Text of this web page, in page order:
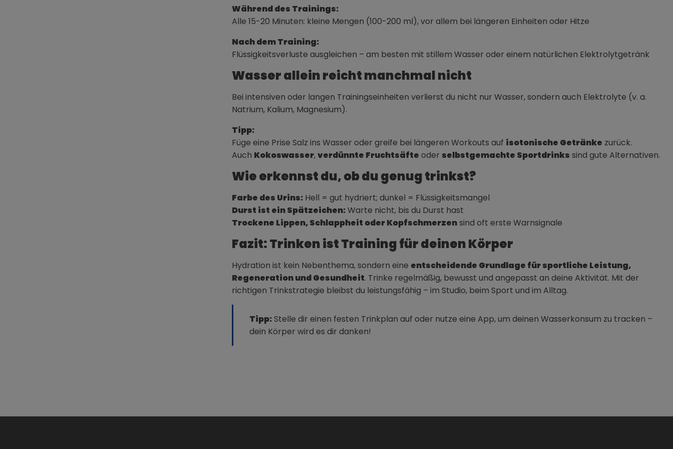
Während des Trainings:
Alle 15-20 Minuten: kleine Mengen (100-200 ml), vor allem bei längeren Einheiten oder Hitze
Nach dem Training:
Flüssigkeitsverluste ausgleichen – am besten mit stillem Wasser oder einem natürlichen Elektrolytgetränk
Wasser allein reicht manchmal nicht
Bei intensiven oder langen Trainingseinheiten verlierst du nicht nur Wasser, sondern auch Elektrolyte (v. a.
Natrium, Kalium, Magnesium).
Tipp:
Füge eine Prise Salz ins Wasser oder greife bei längeren Workouts auf isotonische Getränke zurück.
Auch Kokoswasser,verdünnte Fruchtsäfte oder selbstgemachte Sportdrinks sind gute Alternativen.
Wie erkennst du, ob du genug trinkst?
Farbe des Urins: Hell = gut hydriert; dunkel = Flüssigkeitsmangel
Durst ist ein Spätzeichen:Warte nicht, bis du Durst hast
Trockene Lippen, Schlappheit oder Kopfschmerzensind oft erste Warnsignale
Fazit: Trinken ist Training für deinen Körper
Hydration ist kein Nebenthema, sondern eine entscheidende Grundlage für sportliche Leistung,
Regeneration und Gesundheit. Trinke regelmäßig, bewusst und angepasst an deine Aktivität. Mit der
richtigen Trinkstrategie bleibst du leistungsfähig – im Studio, beim Sport und im Alltag.
Tipp:Stelle dir einen festen Trinkplan auf oder nutze eine App, um deinen Wasserkonsum zu tracken –
dein Körper wird es dir danken!